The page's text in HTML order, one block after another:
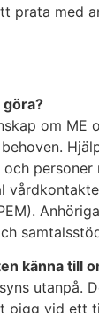
prata med
göra?
om ME
personer
känna till
utanpå.
pigg vid ett